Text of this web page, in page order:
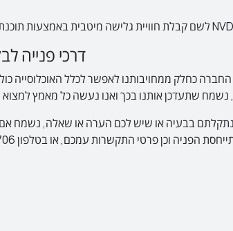
דרכי פנייה
בבעיה או שיש לכם הערה או שאלה, נשמח אם